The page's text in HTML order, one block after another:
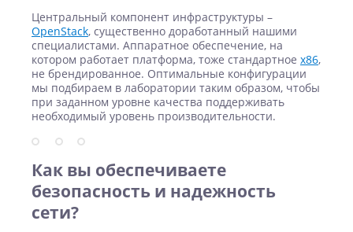
Центральный компонент инфраструктуры –
OpenStack, существенно доработанный нашими
специалистами. Аппаратное обеспечение, на
котором работает платформа, тоже стандартное х86,
не брендированное. Оптимальные конфигурации
мы подбираем в лаборатории таким образом, чтобы
при заданном уровне качества поддерживать
необходимый уровень производительности.
Как вы обеспечиваете
безопасность и надежность
сети?